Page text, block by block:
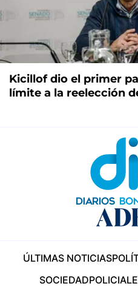
Kicillof dio el primer
límite a la reelección
ÚLTIMAS NOTICIAS
SOCIEDAD